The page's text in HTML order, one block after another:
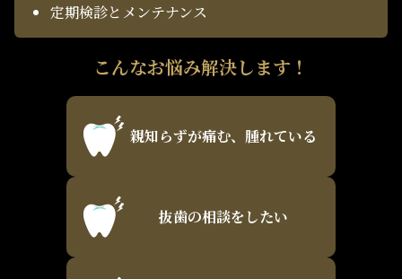
定期検診とメンテナンス
こんなお悩み解決します！
親知らずが痛む、腫れている
抜歯の相談をしたい